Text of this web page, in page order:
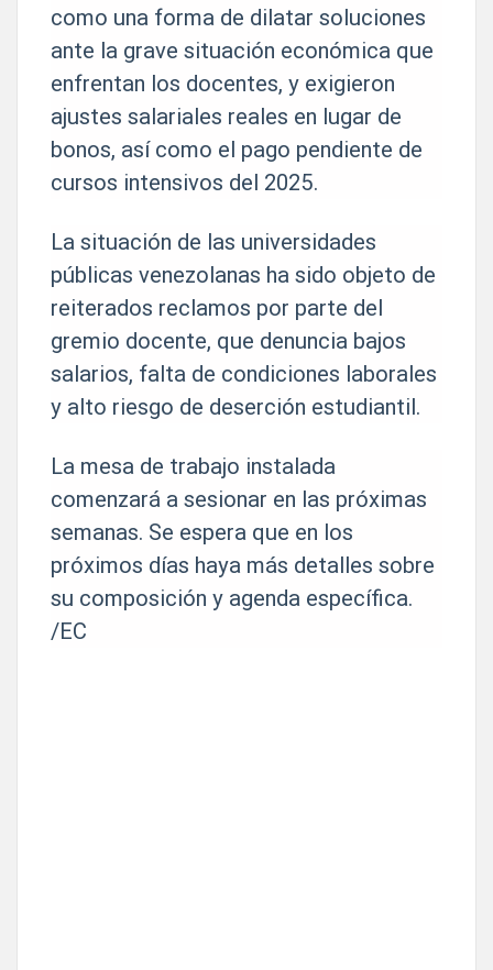
como una forma de dilatar soluciones
ante la grave situación económica que
enfrentan los docentes, y exigieron
ajustes salariales reales en lugar de
bonos, así como el pago pendiente de
cursos intensivos del 2025.
La situación de las universidades
públicas venezolanas ha sido objeto de
reiterados reclamos por parte del
gremio docente, que denuncia bajos
salarios, falta de condiciones laborales
y alto riesgo de deserción estudiantil.
La mesa de trabajo instalada
comenzará a sesionar en las próximas
semanas. Se espera que en los
próximos días haya más detalles sobre
su composición y agenda específica.
/EC